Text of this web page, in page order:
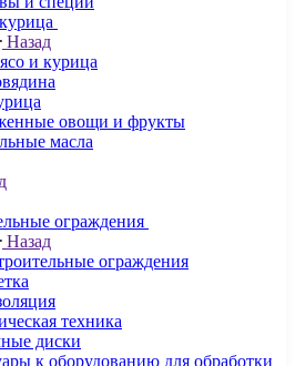
Назад
и курица
овощи и фрукты
масла
ограждения
Назад
ограждения
техника
диски
к оборудованию для обработки